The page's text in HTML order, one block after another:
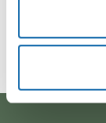
Envía tu